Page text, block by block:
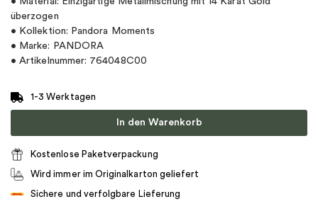
überzogen
• Kollektion: Pandora Moments
• Marke: PANDORA
• Artikelnummer: 764048C00
1-3 Werktagen
In den Warenkorb
Kostenlose Paketverpackung
Wird immer im Originalkarton geliefert
Sichere und verfolgbare Lieferung